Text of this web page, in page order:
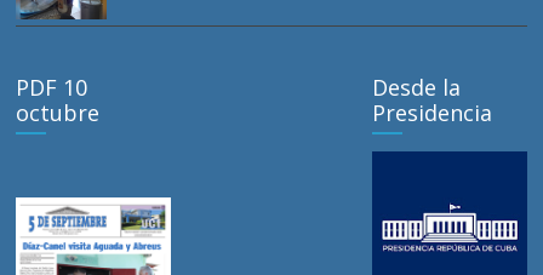
PDF 10
octubre
Desde la
Presidencia